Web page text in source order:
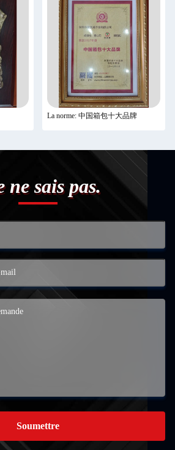
La norme: 中国箱包十大品牌
ne sais pas.
Soumettre